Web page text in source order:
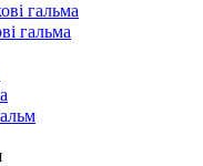
гальма
гальма